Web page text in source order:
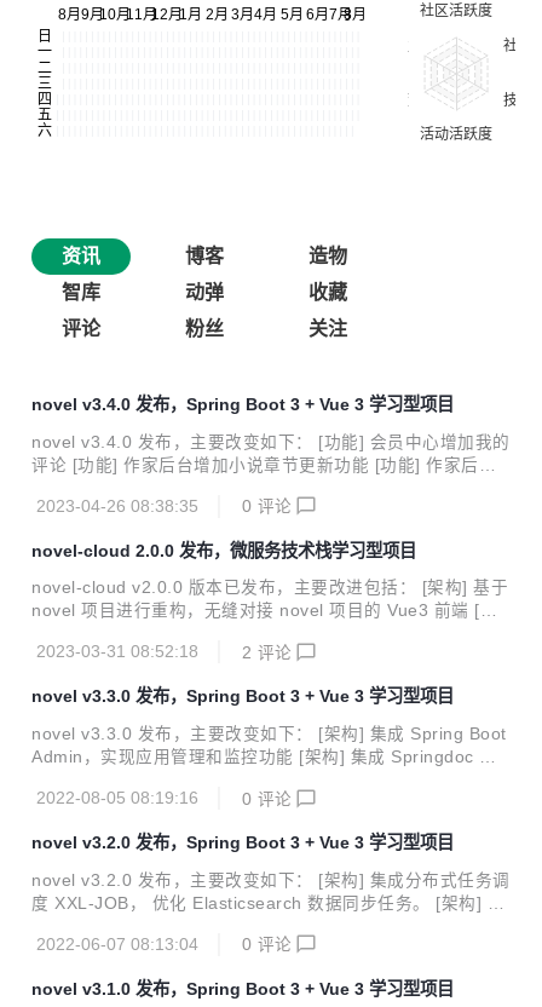
资讯 博客
造物
智库
动弹
收藏
评论
粉丝 关注
novel v3.4.0 发布，Spring Boot 3 + Vue 3 学习型项目
novel v3.4.0 发布，主要改变如下： [功能] 会员中心增加我的
评论 [功能] 作家后台增加小说章节更新功能 [功能] 作家后台
证模式配置 [优化] 只在 dev 环境生成 Swagger 文档 [优化]
用 redisson starter 替换 redisson 依赖 [依赖] 升级其它 SNA
PSHOT 版本依赖并清理快照仓库 [Bug] 修复部分环境 maven
编译时提示 -source X 中不支持 XX [B...
2023-04-26 08:38:35 0 评论
novel-cloud 2.0.0 发布，微服务技术栈学习型项目
novel-cloud v2.0.0 版本已发布，主要改进包括： [架构] 基于
novel 项目进行重构，无缝对接 novel 项目的 Vue3 前端 [架
级至 Spring Cloud 2022.x，Spring Cloud Alibaba 2022.x
文件和一键安装开发环境的教程 [依赖] 项目所有相关依赖均升
级至主流的新版本 [发布] 计划与 novel 项目的发布周期保持
一致 [文档] 文档更新至最新版本 项目简介 no...
2023-03-31 08:52:18 2 评论
novel v3.3.0 发布，Spring Boot 3 + Vue 3 学习型项目
novel v3.3.0 发布，主要改变如下： [架构] 集成 Spring Boot
Admin，实现应用管理和监控功能 [架构] 集成 Springdoc 自
OP 实现分布式锁 [优化] 使用 Java 和 Spring Boot 的新特性
巴巴规范格式化代码 [优化] 优化数据库脚本管理 [文档] 更新
文档项目部署部分 演示站点 点击前往 项目介绍 novel 是一套
基于时下最新 Java 技术栈 Spring Boot...
2022-08-05 08:19:16 0 评论
novel v3.2.0 发布，Spring Boot 3 + Vue 3 学习型项目
novel v3.2.0 发布，主要改变如下： [架构] 集成分布式任务调
度 XXL-JOB， 优化 Elasticsearch 数据同步任务。 [架构] 集
ere-JDBC，优化小说内容存储。 [功能] 新增作家专区作家注
家专区章节发布功能。 [BUG] 同类推荐过滤无章节小说。 [B
2022-06-07 08:13:04 0 评论
novel v3.1.0 发布，Spring Boot 3 + Vue 3 学习型项目